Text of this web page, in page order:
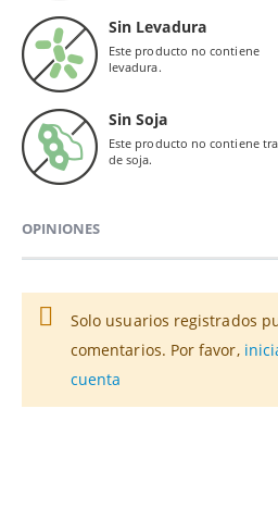
Sin Levadura
Este producto no contiene
levadura.
Sin Soja
Este producto no contiene
de soja.
OPINIONES
Solo usuarios registrados
comentarios. Por favor,
cuenta